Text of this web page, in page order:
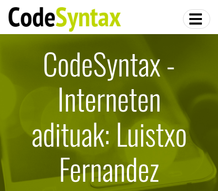
CodeSyntax -
Interneten
adituak: Luistxo
Fernandez